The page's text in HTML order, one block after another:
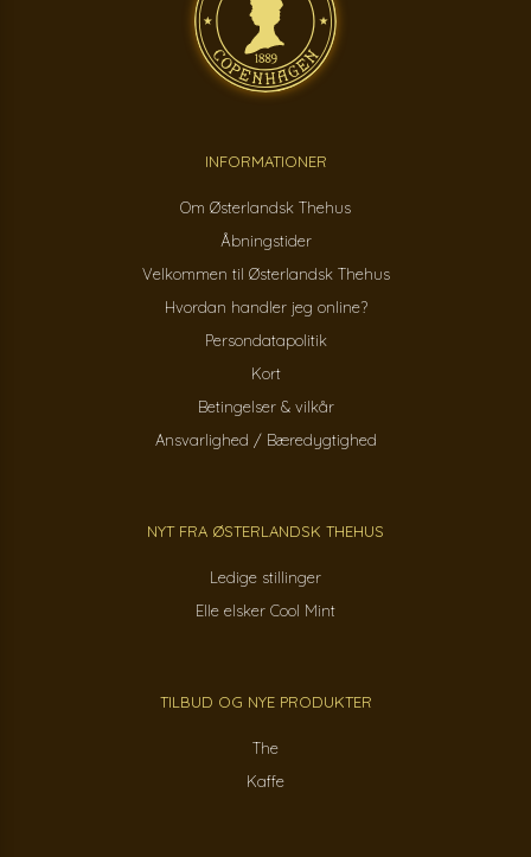
INFORMATIONER
Om Østerlandsk Thehus
Åbningstider
Velkommen til Østerlandsk Thehus
Hvordan handler jeg online?
Persondatapolitik
Kort
Betingelser & vilkår
Ansvarlighed / Bæredygtighed
NYT FRA ØSTERLANDSK THEHUS
Ledige stillinger
Elle elsker Cool Mint
TILBUD OG NYE PRODUKTER
The
Kaffe